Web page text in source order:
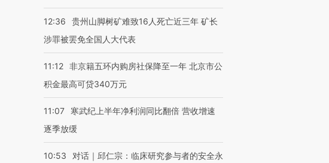
12:36
贵州山脚树矿难致16人死亡近三年 矿长
涉罪被罢免全国人大代表
11:12 非京籍五环内购房社保降至一年 北京市公
积金最高可贷340万元
11:07
寒武纪上半年净利润同比翻倍 营收增速
逐季放缓
10:53
对话｜邱仁宗：临床研究参与者的安全永